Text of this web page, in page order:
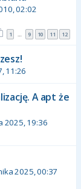
02:02
1 … 9 10 11 12
11:26
A apt że
2025, 19:36
2025, 00:37